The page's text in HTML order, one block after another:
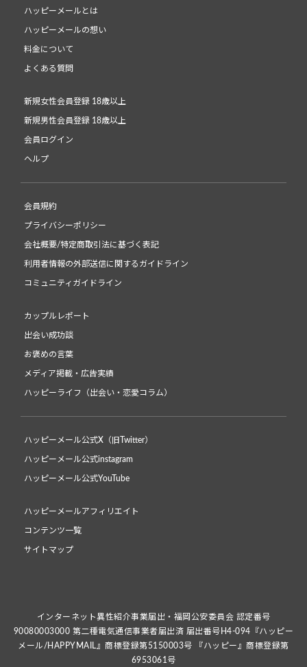
ハッピーメールとは
ハッピーメールの想い
料金について
よくある質問
新規女性会員登録 18歳以上
新規男性会員登録 18歳以上
会員ログイン
ヘルプ
会員規約
プライバシーポリシー
会社概要/特定商取引法に基づく表記
利用者情報の外部送信に関するガイドライン
コミュニティガイドライン
カップルレポート
出会い成功談
お褒めの言葉
メディア掲載・広告実績
ハッピーライフ（出会い・恋愛コラム）
ハッピーメール公式X（旧Twitter）
ハッピーメール公式instagram
ハッピーメール公式YouTube
ハッピーメールアフィリエイト
コンテンツ一覧
サイトマップ
インターネット異性紹介事業届出・福岡公安委員会 認定番号
90080003000 第二種電気通信事業者届出済 届出番号H4-094『ハッピー
メール/HAPPYMAIL』商標登録第5150003号 『ハッピー』商標登録第
6953061号